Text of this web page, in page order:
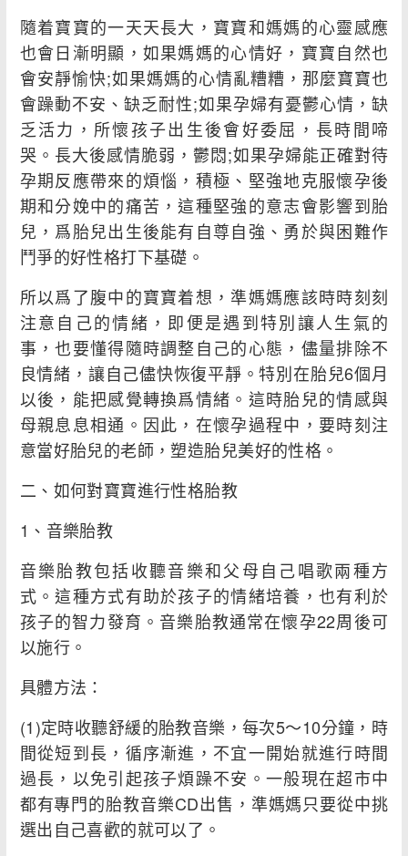
隨着寶寶的一天天長大，寶寶和媽媽的心靈感應
也會日漸明顯，如果媽媽的心情好，寶寶自然也
會安靜愉快;如果媽媽的心情亂糟糟，那麼寶寶也
會躁動不安、缺乏耐性;如果孕婦有憂鬱心情，缺
乏活力，所懷孩子出生後會好委屈，長時間啼
哭。長大後感情脆弱，鬱悶;如果孕婦能正確對待
孕期反應帶來的煩惱，積極、堅強地克服懷孕後
期和分娩中的痛苦，這種堅強的意志會影響到胎
兒，爲胎兒出生後能有自尊自強、勇於與困難作
鬥爭的好性格打下基礎。
所以爲了腹中的寶寶着想，準媽媽應該時時刻刻
注意自己的情緒，即便是遇到特別讓人生氣的
事，也要懂得隨時調整自己的心態，儘量排除不
良情緒，讓自己儘快恢復平靜。特別在胎兒6個月
以後，能把感覺轉換爲情緒。這時胎兒的情感與
母親息息相通。因此，在懷孕過程中，要時刻注
意當好胎兒的老師，塑造胎兒美好的性格。
二、如何對寶寶進行性格胎教
1、音樂胎教
音樂胎教包括收聽音樂和父母自己唱歌兩種方
式。這種方式有助於孩子的情緒培養，也有利於
孩子的智力發育。音樂胎教通常在懷孕22周後可
以施行。
具體方法：
(1)定時收聽舒緩的胎教音樂，每次5～10分鐘，時
間從短到長，循序漸進，不宜一開始就進行時間
過長，以免引起孩子煩躁不安。一般現在超市中
都有專門的胎教音樂CD出售，準媽媽只要從中挑
選出自己喜歡的就可以了。